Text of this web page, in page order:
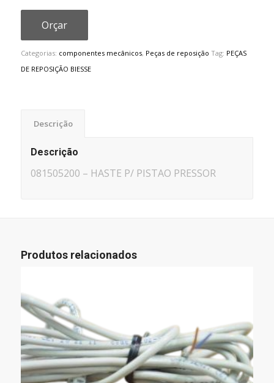
Orçar
Categorias: componentes mecânicos, Peças de reposição Tag: PEÇAS
DE REPOSIÇÃO BIESSE
Descrição
Descrição
081505200 – HASTE P/ PISTAO PRESSOR
Produtos relacionados